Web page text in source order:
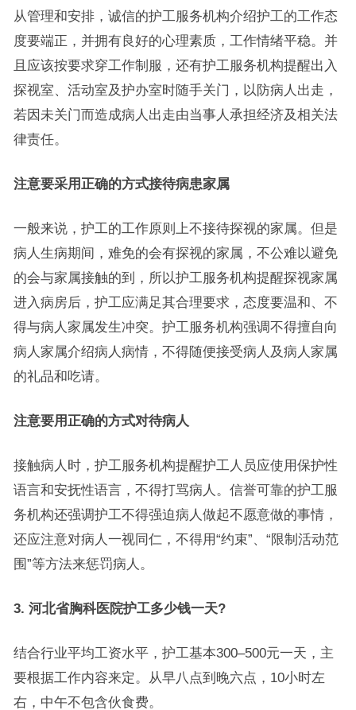
从管理和安排，诚信的护工服务机构介绍护工的工作态
度要端正，并拥有良好的心理素质，工作情绪平稳。并
且应该按要求穿工作制服，还有护工服务机构提醒出入
探视室、活动室及护办室时随手关门，以防病人出走，
若因未关门而造成病人出走由当事人承担经济及相关法
律责任。
注意要采用正确的方式接待病患家属
一般来说，护工的工作原则上不接待探视的家属。但是
病人生病期间，难免的会有探视的家属，不公难以避免
的会与家属接触的到，所以护工服务机构提醒探视家属
进入病房后，护工应满足其合理要求，态度要温和、不
得与病人家属发生冲突。护工服务机构强调不得擅自向
病人家属介绍病人病情，不得随便接受病人及病人家属
的礼品和吃请。
注意要用正确的方式对待病人
接触病人时，护工服务机构提醒护工人员应使用保护性
语言和安抚性语言，不得打骂病人。信誉可靠的护工服
务机构还强调护工不得强迫病人做起不愿意做的事情，
还应注意对病人一视同仁，不得用“约束”、“限制活动范
围”等方法来惩罚病人。
3. 河北省胸科医院护工多少钱一天?
结合行业平均工资水平，护工基本300–500元一天，主
要根据工作内容来定。从早八点到晚六点，10小时左
右，中午不包含伙食费。